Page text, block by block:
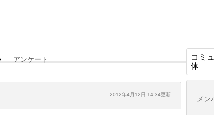
アンケート
コミ
体
2012年4月12日 14:34更新
メン